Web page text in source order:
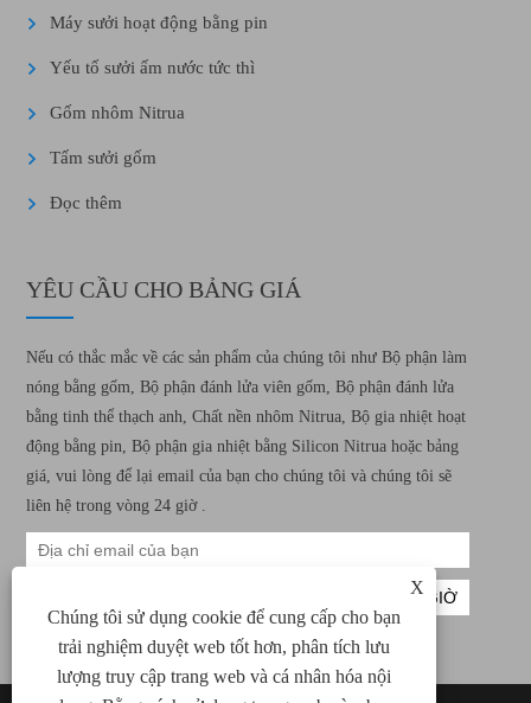
X
Chúng tôi sử dụng cookie để cung cấp cho bạn
trải nghiệm duyệt web tốt hơn, phân tích lưu
lượng truy cập trang web và cá nhân hóa nội
Máy sưởi hoạt động bằng pin
Yếu tố sưởi ấm nước tức thì
Gốm nhôm Nitrua
Tấm sưởi gốm
Đọc thêm
YÊU CẦU CHO BẢNG GIÁ
Nếu có thắc mắc về các sản phẩm của chúng tôi như Bộ phận làm
nóng bằng gốm, Bộ phận đánh lửa viên gốm, Bộ phận đánh lửa
bằng tinh thể thạch anh, Chất nền nhôm Nitrua, Bộ gia nhiệt hoạt
động bằng pin, Bộ phận gia nhiệt bằng Silicon Nitrua hoặc bảng
giá, vui lòng để lại email của bạn cho chúng tôi và chúng tôi sẽ
liên hệ trong vòng 24 giờ .